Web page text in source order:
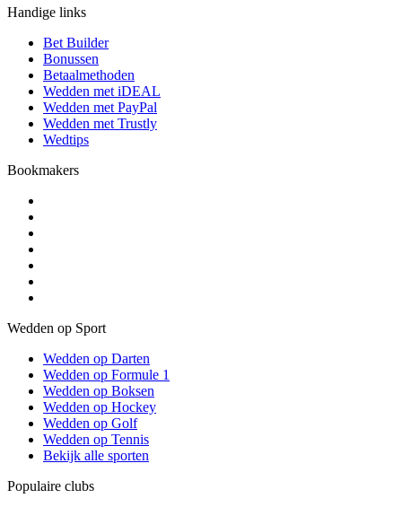
Handige links
Bet Builder
Bonussen
Betaalmethoden
Wedden met iDEAL
Wedden met PayPal
Wedden met Trustly
Wedtips
Bookmakers
Wedden op Sport
Wedden op Darten
Wedden op Formule 1
Wedden op Boksen
Wedden op Hockey
Wedden op Golf
Wedden op Tennis
Bekijk alle sporten
Populaire clubs